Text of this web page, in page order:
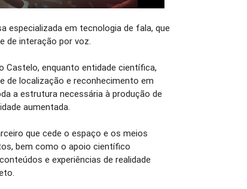
especializada em tecnologia de fala, que
de interação por voz.
Castelo, enquanto entidade científica,
de localização e reconhecimento em
a estrutura necessária à produção de
aumentada.
que cede o espaço e os meios
bem como o apoio científico
e experiências de realidade